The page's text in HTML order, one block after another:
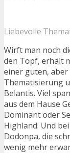
Liebevolle
Wirft man noch
den Topf, erhält
einer guten, aber
Thematisierung
Belantis. Viel
aus dem Hause
Dominant oder
Highland. Und
Dodonpa, die
wenig mehr